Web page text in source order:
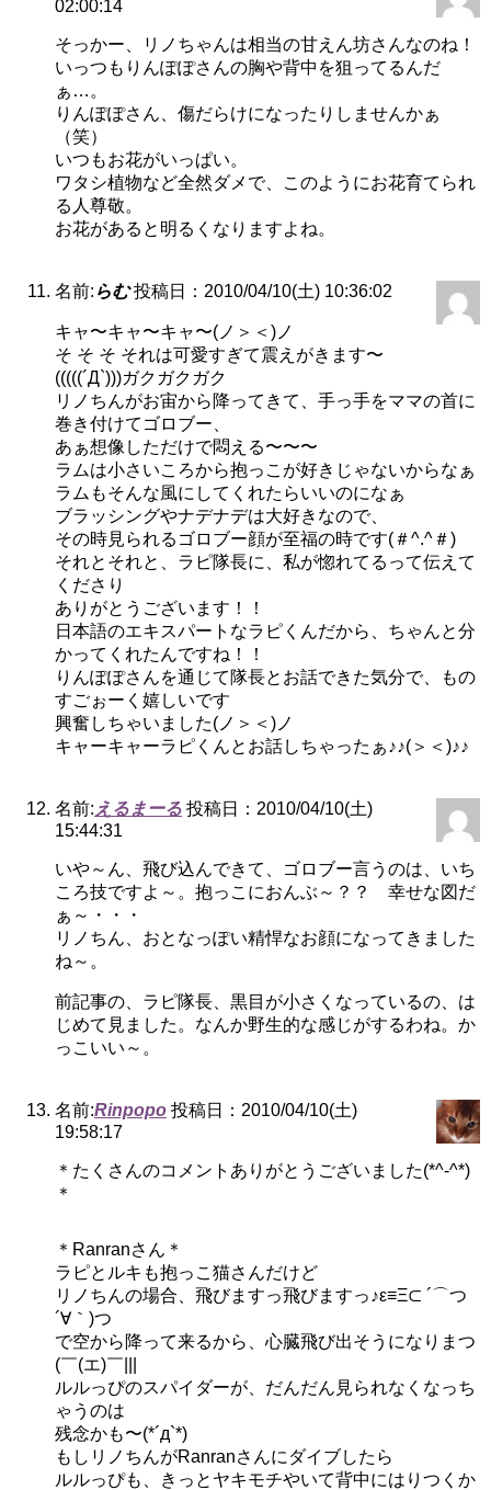
02:00:14
そっかー、リノちゃんは相当の甘えん坊さんなのね！
いっつもりんぽぽさんの胸や背中を狙ってるんだ
ぁ…。
りんぽぽさん、傷だらけになったりしませんかぁ
（笑）
いつもお花がいっぱい。
ワタシ植物など全然ダメで、このようにお花育てられ
る人尊敬。
お花があると明るくなりますよね。
名前: らむ 投稿日：2010/04/10(土) 10:36:02
キャ〜キャ〜キャ〜(ノ＞＜)ノ
そ そ そ それは可愛すぎて震えがきます〜
(((((´Д`)))ガクガクガク
リノちんがお宙から降ってきて、手っ手をママの首に
巻き付けてゴロブー、
あぁ想像しただけで悶える〜〜〜
ラムは小さいころから抱っこが好きじゃないからなぁ
ラムもそんな風にしてくれたらいいのになぁ
ブラッシングやナデナデは大好きなので、
その時見られるゴロブー顔が至福の時です(＃^.^＃)
それとそれと、ラピ隊長に、私が惚れてるって伝えて
くださり
ありがとうございます！！
日本語のエキスパートなラピくんだから、ちゃんと分
かってくれたんですね！！
りんぽぽさんを通じて隊長とお話できた気分で、もの
すごぉーく嬉しいです
興奮しちゃいました(ノ＞＜)ノ
キャーキャーラピくんとお話しちゃったぁ♪♪(＞＜)♪♪
名前: えるまーる 投稿日：2010/04/10(土)
15:44:31
いや～ん、飛び込んできて、ゴロブー言うのは、いち
ころ技ですよ～。抱っこにおんぶ～？？ 幸せな図だ
ぁ～・・・
リノちん、おとなっぽい精悍なお顔になってきました
ね～。
前記事の、ラピ隊長、黒目が小さくなっているの、は
じめて見ました。なんか野生的な感じがするわね。か
っこいい～。
名前:Rinpopo 投稿日：2010/04/10(土)
19:58:17
＊たくさんのコメントありがとうございました(*^-^*)
＊
＊Ranranさん＊
ラピとルキも抱っこ猫さんだけど
リノちんの場合、飛びますっ飛びますっ♪ε≡Ξ⊂ ´⌒つ
´∀｀)つ
で空から降って来るから、心臓飛び出そうになりまつ
(￣(エ)￣|||
ルルっぴのスパイダーが、だんだん見られなくなっち
ゃうのは
残念かも〜(*´д`*)
もしリノちんがRanranさんにダイブしたら
ルルっぴも、きっとヤキモチやいて背中にはりつくか